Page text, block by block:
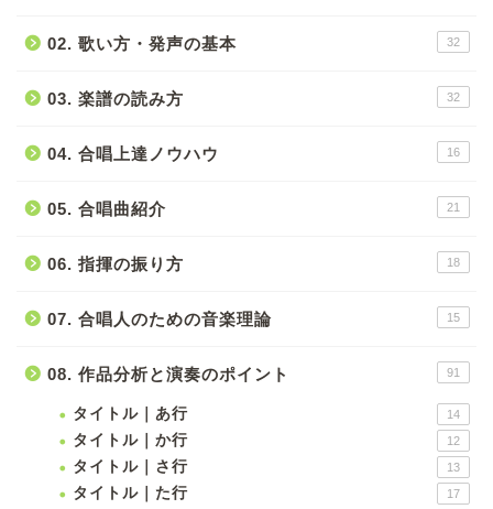
02. 歌い方・発声の基本 32
03. 楽譜の読み方 32
04. 合唱上達ノウハウ 16
05. 合唱曲紹介 21
06. 指揮の振り方 18
07. 合唱人のための音楽理論 15
08. 作品分析と演奏のポイント 91
タイトル｜あ行 14
タイトル｜か行 12
タイトル｜さ行 13
タイトル｜た行 17